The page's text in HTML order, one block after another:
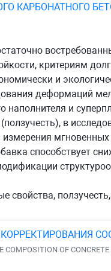
КАРБОНАТНОГО
критериям
и
деформаций
наполнителя и
в
способствует
COMPOSITION OF CONCRETE